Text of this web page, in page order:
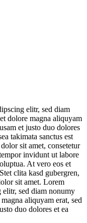
elitr, sed diam
dolore magna aliquyam
et justo duo dolores
takimata sanctus est
sit amet, consetetur
invidunt ut labore
At vero eos et
clita kasd gubergren,
sit amet. Lorem
elitr, sed diam nonumy
aliquyam erat, sed
duo dolores et ea